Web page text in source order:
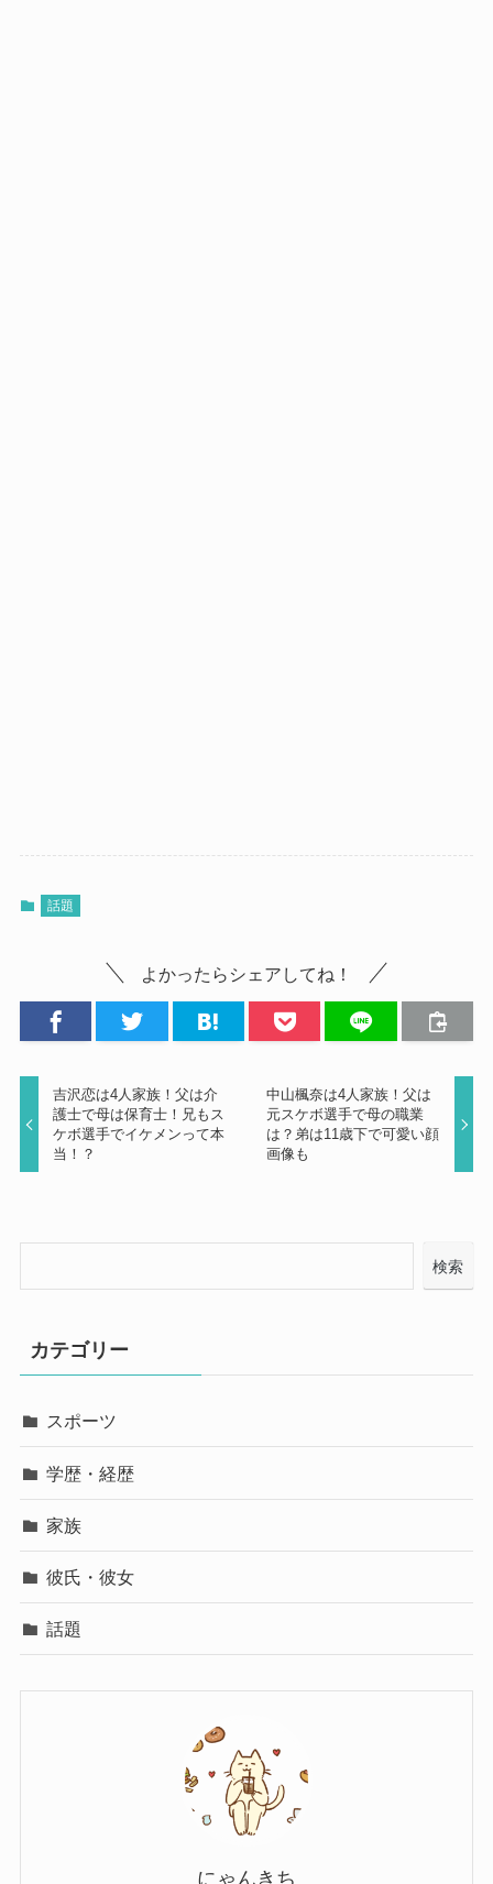
話題
よかったらシェアしてね！
吉沢恋は4人家族！父は介
護士で母は保育士！兄もス
ケボ選手でイケメンって本
当！？
中山楓奈は4人家族！父は
元スケボ選手で母の職業
は？弟は11歳下で可愛い顔
画像も
検索
カテゴリー
スポーツ
学歴・経歴
家族
彼氏・彼女
話題
にゃんきち